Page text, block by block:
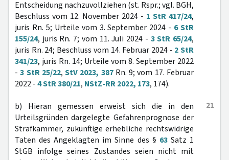
Entscheidung nachzuvollziehen (st. Rspr.; vgl. BGH,
Beschluss vom 12. November 2024 - 1 StR 417/24,
juris Rn. 5; Urteile vom 3. September 2024 - 6 StR
155/24, juris Rn. 7; vom 11. Juli 2024 - 3 StR 65/24,
juris Rn. 24; Beschluss vom 14. Februar 2024 - 2 StR
341/23, juris Rn. 14; Urteile vom 8. September 2022
-3 StR 25/22,StV 2023, 387Rn. 9; vom 17. Februar
2022 -4 StR 380/21, NStZ-RR 2022, 173, 174).
21
b) Hieran gemessen erweist sich die in den
Urteilsgründen dargelegte Gefahrenprognose der
Strafkammer, zukünftige erhebliche rechtswidrige
Taten des Angeklagten im Sinne des § 63Satz 1
StGB infolge seines Zustandes seien nicht mit